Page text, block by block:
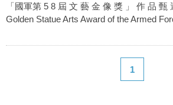
「國軍第 5 8 屆 文 藝 金 像 獎 」 作 品 甄
Golden Statue Arts Award of the Armed
1